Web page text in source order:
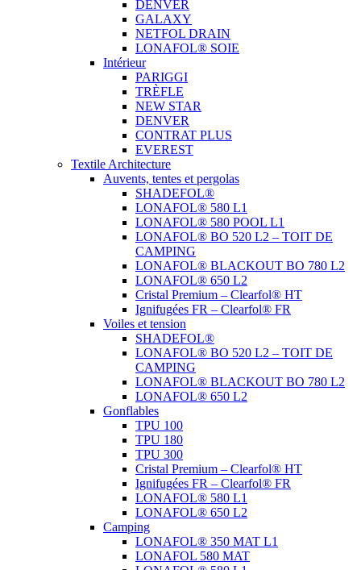
DENVER
GALAXY
NETFOL DRAIN
LONAFOL® SOIE
Intérieur
PARIGGI
TRÈFLE
NEW STAR
DENVER
CONTRAT PLUS
EVEREST
Textile Architecture
Auvents, tentes et pergolas
SHADEFOL®
LONAFOL® 580 L1
LONAFOL® 580 POOL L1
LONAFOL® BO 520 L2 – TOIT DE
CAMPING
LONAFOL® BLACKOUT BO 780 L2
LONAFOL® 650 L2
Cristal Premium – Clearfol® HT
Ignifugées FR – Clearfol® FR
Voiles et tension
SHADEFOL®
LONAFOL® BO 520 L2 – TOIT DE
CAMPING
LONAFOL® BLACKOUT BO 780 L2
LONAFOL® 650 L2
Gonflables
TPU 100
TPU 180
TPU 300
Cristal Premium – Clearfol® HT
Ignifugées FR – Clearfol® FR
LONAFOL® 580 L1
LONAFOL® 650 L2
Camping
LONAFOL® 350 MAT L1
LONAFOL 580 MAT